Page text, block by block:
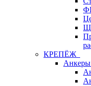
КРЕПЁЖ
Анкеры